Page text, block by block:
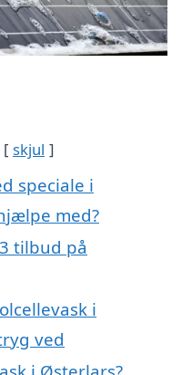
skjul
speciale i
med?
tilbud på
i
ved